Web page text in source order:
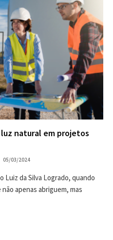
natural em projetos
05/03/2024
da Silva Logrado, quando
apenas abriguem, mas